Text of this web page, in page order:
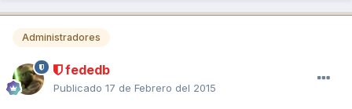
Administradores
fededb
Publicado 17 de Febrero del 2015